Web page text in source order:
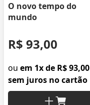
O novo tempo do
mundo
R$ 93,00
ou em 1x de R$ 93,00
sem juros no cartão